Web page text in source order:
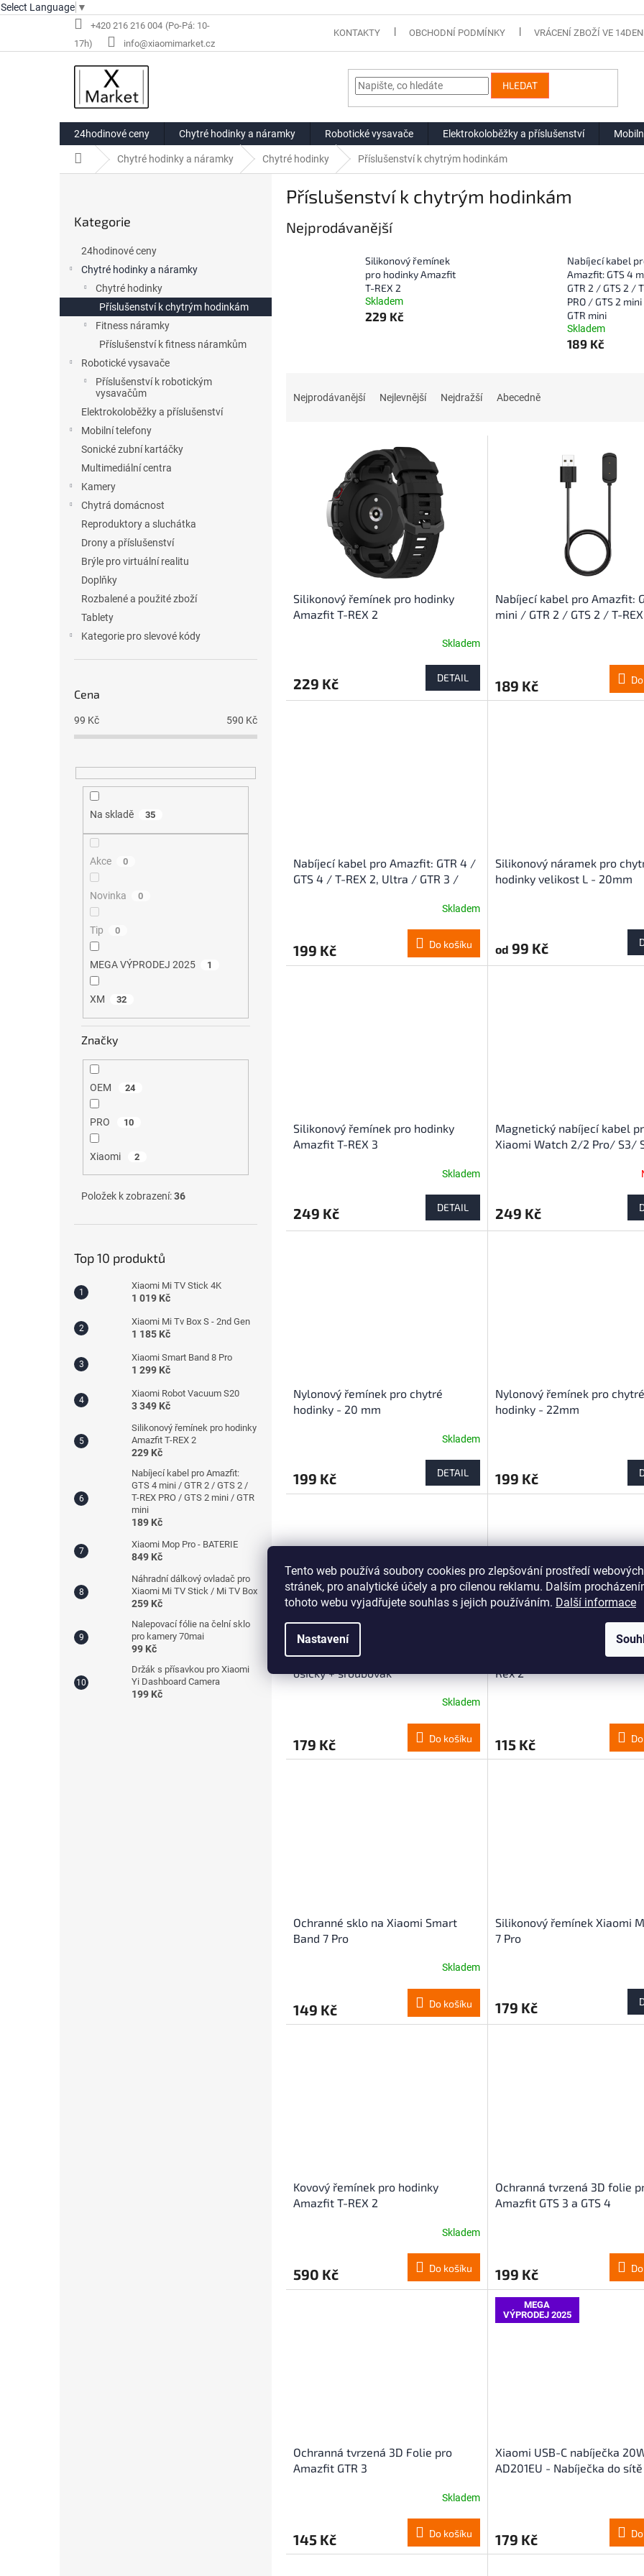
Select Language ▼
Tento web používá soubory cookies pro zlepšování prostředí webových
stránek, pro analytické účely a pro cílenou reklamu. Dalším
tohoto webu vyjadřujete souhlas s jejich používáním. Další informace
Nastavení
+420 216 216 004
info@xiaomimarket.cz
KONTAKTY OBCHODNÍ PODMÍNKY VRÁCENÍ ZBOŽÍ VE
HLEDAT
24hodinové ceny Chytré hodinky a náramky Robotické vysavače Elektrokoloběžky a příslušenství
Domů Chytré hodinky a náramky Chytré hodinky Příslušenství k chytrým hodinkám
kategorie
Kategorie
24hodinové ceny
Chytré hodinky a náramky
Chytré hodinky
Příslušenství k chytrým hodinkám
Fitness náramky
Příslušenství k fitness náramkům
Robotické vysavače
Příslušenství k robotickým
vysavačům
Elektrokoloběžky a příslušenství
Mobilní telefony
Sonické zubní kartáčky
Multimediální centra
Kamery
Chytrá domácnost
Reproduktory a sluchátka
Drony a příslušenství
Brýle pro virtuální realitu
Doplňky
Rozbalené a použité zboží
Tablety
Kategorie pro slevové kódy
Cena
99 Kč 590 Kč
Na skladě 35
Akce 0
Novinka 0
Tip 0
MEGA VÝPRODEJ 2025 1
XM 32
Značky
OEM 24
PRO 10
Xiaomi 2
Položek k zobrazení:36
Top 10 produktů
Xiaomi Mi TV Stick 4K
1 019 Kč
Xiaomi Mi Tv Box S - 2nd Gen
1 185 Kč
Xiaomi Smart Band 8 Pro
1 299 Kč
Xiaomi Robot Vacuum S20
3 349 Kč
Silikonový řemínek pro hodinky
Amazfit T-REX 2
229 Kč
Nabíjecí kabel pro Amazfit:
GTS 4 mini / GTR 2 / GTS 2 /
T-REX PRO / GTS 2 mini / GTR
mini
189 Kč
Xiaomi Mop Pro - BATERIE
849 Kč
Náhradní dálkový ovladač pro
Xiaomi Mi TV Stick / Mi TV Box
259 Kč
Nalepovací fólie na čelní sklo
pro kamery 70mai
99 Kč
Držák s přísavkou pro Xiaomi
Yi Dashboard Camera
199 Kč
Příslušenství k chytrým hodinkám
Nejprodávanější
Silikonový řemínek
pro hodinky Amazfit
T-REX 2
Skladem
229 Kč
Nabíjecí kabel
Amazfit: GTS 4
GTR 2 / GTS 2 /
PRO / GTS 2
GTR mini
Skladem
189 Kč
Nejprodávanější Nejlevnější Nejdražší Abecedně
Silikonový řemínek pro hodinky
Amazfit T-REX 2
Skladem
229 Kč DETAIL
Nabíjecí kabel pro Amazfit:
mini / GTR 2 / GTS 2 / T-
189 Kč
Nabíjecí kabel pro Amazfit: GTR 4 /
GTS 4 / T-REX 2, Ultra / GTR 3 /
Skladem
199 Kč Do košíku
Silikonový náramek pro
hodinky velikost L - 20mm
je
4,3
od 99 Kč
Silikonový řemínek pro hodinky
Amazfit T-REX 3
Skladem
249 Kč DETAIL
Magnetický nabíjecí kabel
Xiaomi Watch 2/2 Pro/ S3/
249 Kč
Nylonový řemínek pro chytré
hodinky - 20 mm
Skladem
199 Kč DETAIL
Nylonový řemínek pro chytré
hodinky - 22mm
199 Kč
Příslušenství pro Amazfit T-Rex 2
osičky + šroubovák
Skladem
179 Kč Do košíku
Adaptér na řemínek pro
Rex 2
115 Kč
Ochranné sklo na Xiaomi Smart
Band 7 Pro
Skladem
149 Kč Do košíku
Silikonový řemínek Xiaomi
7 Pro
179 Kč
Kovový řemínek pro hodinky
Amazfit T-REX 2
Skladem
590 Kč Do košíku
Ochranná tvrzená 3D folie
Amazfit GTS 3 a GTS 4
je
4,8
199 Kč
Ochranná tvrzená 3D Folie pro
Amazfit GTR 3
Skladem
145 Kč Do košíku
MEGA
VÝPRODEJ 2025
Xiaomi USB-C nabíječka
AD201EU - Nabíječka do sítě
179 Kč